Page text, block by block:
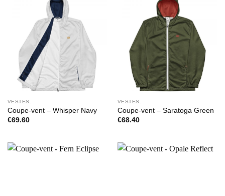
VESTES.
Coupe-vent – Whisper Navy
€69.60
VESTES.
Coupe-vent – Saratoga Green
€68.40